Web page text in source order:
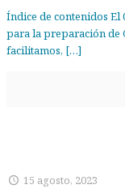
Índice de contenidos
para la preparación de
facilitamos, […]
15 agosto, 2023